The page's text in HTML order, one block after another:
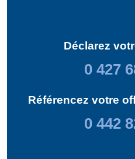
Déclarez
0 427
Référencez votre
0 442